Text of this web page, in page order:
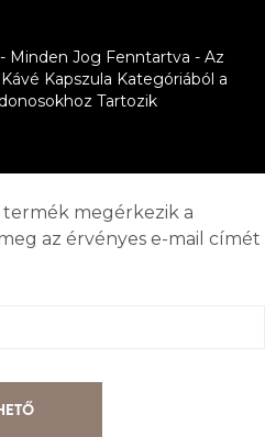
Minden Jog Fenntartva - Az
Kapszula Kategóriából a
Tartozik
termék megérkezik a
az érvényes e-mail címét